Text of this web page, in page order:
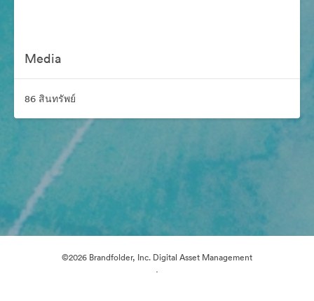
Media
86 สินทรัพย์
©2026 Brandfolder, Inc. Digital Asset Management
·